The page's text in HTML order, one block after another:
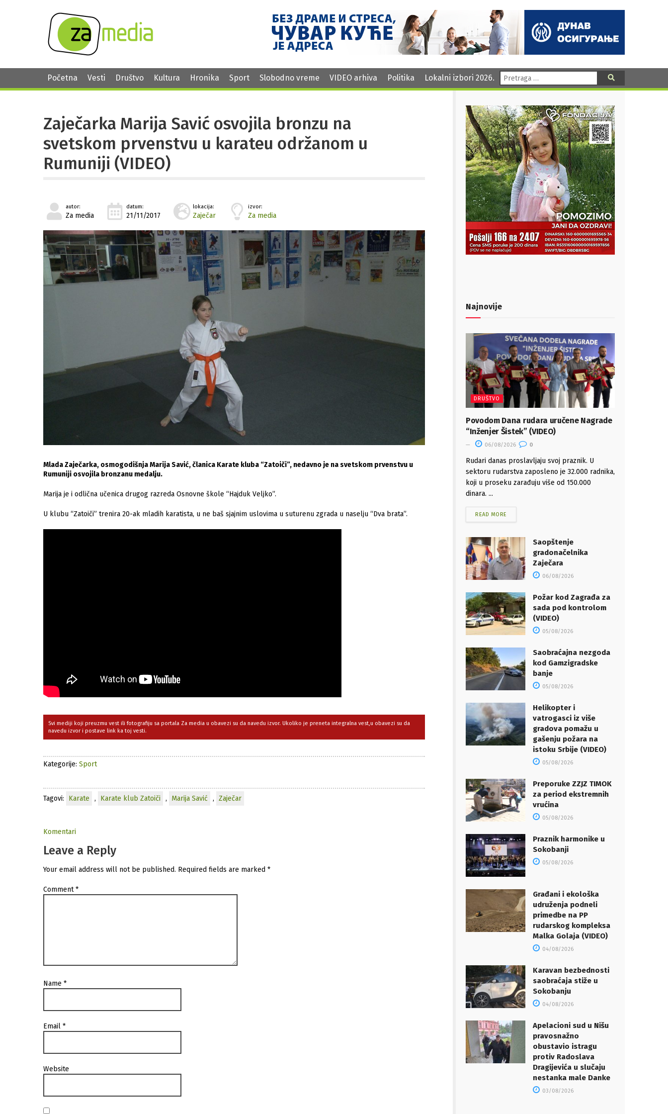
Početna Vesti Društvo Kultura Hronika Sport Slobodno vreme VIDEO arhiva Politika Lokalni izbori 2026. Pretraga:
Zaječarka Marija Savić osvojila bronzu na
svetskom prvenstvu u karateu održanom u
Rumuniji (VIDEO)
autor:
Za media
datum:
21/11/2017
lokacija:
Zaječar
izvor:
Za media
Mlada Zaječarka, osmogodišnja Marija Savić, članica Karate kluba “Zatoiči”, nedavno je na svetskom prvenstvu u
Rumuniji osvojila bronzanu medalju.
Marija je i odlična učenica drugog razreda Osnovne škole “Hajduk Veljko”.
U klubu “Zatoiči” trenira 20-ak mladih karatista, u ne baš sjajnim uslovima u suturenu zgrada u naselju “Dva brata”.
Svi mediji koji preuzmu vest ili fotografiju sa portala Za media u obavezi su da navedu izvor. Ukoliko je preneta integralna vest,u obavezi su da
navedu izvor i postave link ka toj vesti.
Kategorije: Sport
Tagovi: Karate , Karate klub Zatoiči , Marija Savić , Zaječar
Komentari
Leave a Reply
Your email address will not be published. Required fields are marked *
Comment*
Name *
Email *
Website
Najnovije
DRUŠTVO
Povodom Dana rudara uručene Nagrade
“Inženjer Šistek” (VIDEO)
06/08/2026 0
Rudari danas proslavljaju svoj praznik. U
sektoru rudarstva zaposleno je 32.000 radnika,
koji u proseku zarađuju više od 150.000
dinara. ...
READ MORE
Saopštenje
gradonačelnika
Zaječara
06/08/2026
Požar kod Zagrađa za
sada pod kontrolom
(VIDEO)
05/08/2026
Saobraćajna nezgoda
kod Gamzigradske
banje
05/08/2026
Helikopter i
vatrogasci iz više
gradova pomažu u
gašenju požara na
istoku Srbije (VIDEO)
05/08/2026
Preporuke ZZJZ TIMOK
za period ekstremnih
vrućina
05/08/2026
Praznik harmonike u
Sokobanji
05/08/2026
Građani i ekološka
udruženja podneli
primedbe na PP
rudarskog kompleksa
Malka Golaja (VIDEO)
04/08/2026
Karavan bezbednosti
saobraćaja stiže u
Sokobanju
04/08/2026
Apelacioni sud u Nišu
pravosnažno
obustavio istragu
protiv Radoslava
Dragijevića u slučaju
nestanka male Danke
03/08/2026